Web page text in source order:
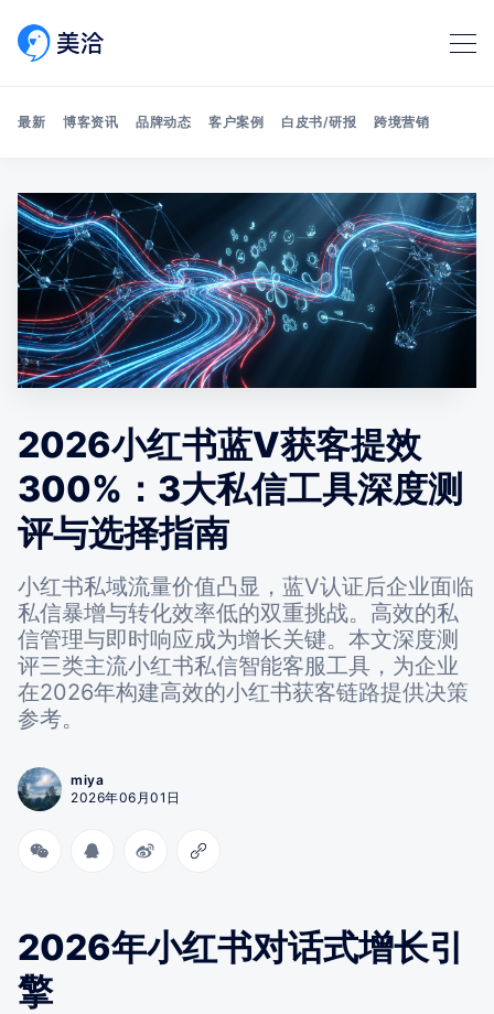
Search 美洽博客
最新 博客资讯 品牌动态 客户案例 白皮书/研报 跨境营销
2026小红书蓝V获客提效
300%：3大私信工具深度测
评与选择指南
小红书私域流量价值凸显，蓝V认证后企业面临
私信暴增与转化效率低的双重挑战。高效的私
信管理与即时响应成为增长关键。本文深度测
评三类主流小红书私信智能客服工具，为企业
在2026年构建高效的小红书获客链路提供决策
参考。
miya
2026年06月01日
2026年小红书对话式增长引
擎